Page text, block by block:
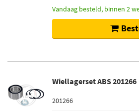
Vandaag besteld, binnen 2
Wiellagerset ABS 201266
201266